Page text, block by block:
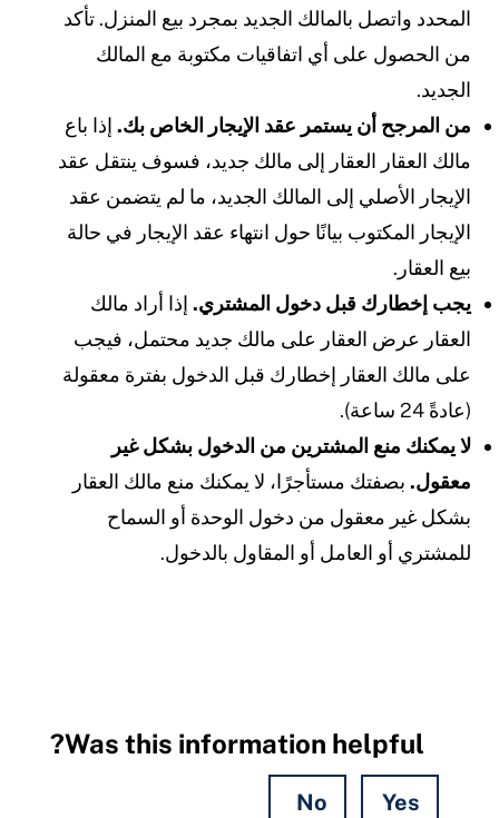
المحدد واتصل بالمالك الجديد بمجرد بيع المنزل. تأكد
من الحصول على أي اتفاقيات مكتوبة مع المالك
الجديد.
من المرجح أن يستمر عقد الإيجار الخاص بك.إذا باع
مالك العقار العقار إلى مالك جديد، فسوف ينتقل عقد
الإيجار الأصلي إلى المالك الجديد، ما لم يتضمن عقد
الإيجار المكتوب بيانًا حول انتهاء عقد الإيجار في حالة
بيع العقار.
يجب إخطارك قبل دخول المشتري.إذا أراد مالك
العقار عرض العقار على مالك جديد محتمل، فيجب
على مالك العقار إخطارك قبل الدخول بفترة معقولة
(عادةً 24 ساعة).
لا يمكنك منع المشترين من الدخول بشكل غير
معقول.بصفتك مستأجرًا، لا يمكنك منع مالك العقار
بشكل غير معقول من دخول الوحدة أو السماح
للمشتري أو العامل أو المقاول بالدخول.
Was this information helpful?
Yes
No